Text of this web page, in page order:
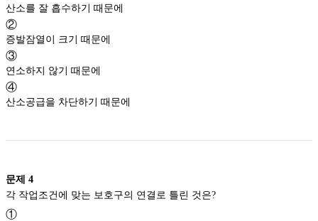
산소를 잘 흡수하기 때문에
②
증발잠열이 크기 때문에
③
연소하지 않기 때문에
④
산소공급을 차단하기 때문에
문제 4
①